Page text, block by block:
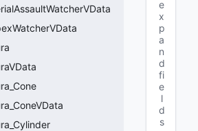
e
x
p
a
n
d
fi
e
l
d
s